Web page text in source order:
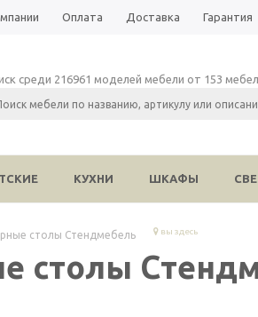
Оплата Доставка Гарантия
среди 216961 моделей мебели от 153
КУХНИ ШКАФЫ
столы Стендмебель вы здесь
столы